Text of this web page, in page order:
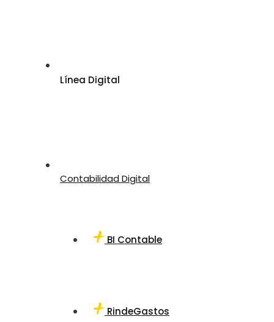
Línea Digital
Contabilidad Digital
BI Contable
RindeGastos